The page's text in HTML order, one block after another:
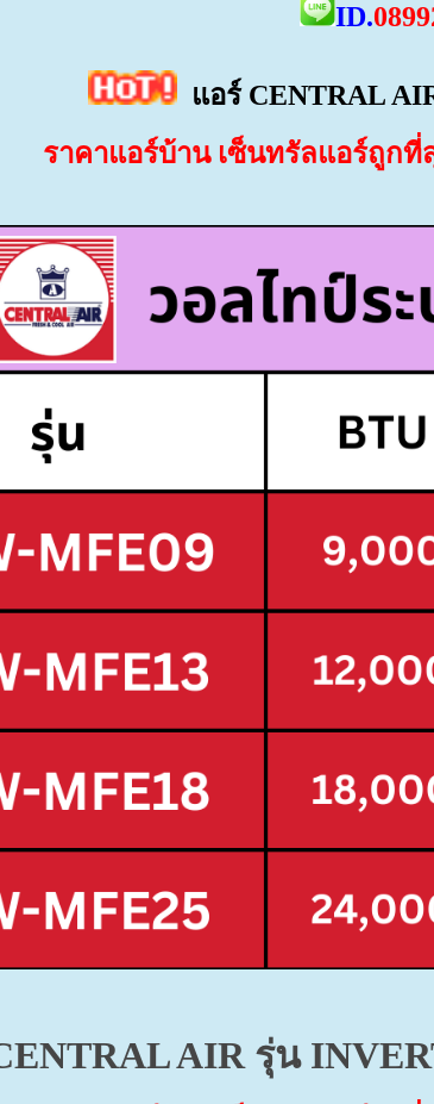
ID.
แอร์ CENTRAL
ราคาแอร์บ้าน เซ็นทรัลแอร์ถูก
AIR รุ่น